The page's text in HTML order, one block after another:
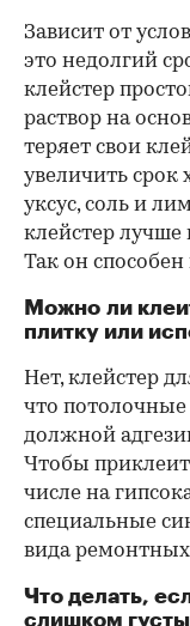
Зависит от
это недолгий
клейстер
раствор на
теряет свои
увеличить срок
уксус, соль и
клейстер лучше
Так он
Можно ли
плитку или
Нет, клейстер
что потолочные
должной
Чтобы
числе на
специальные
вида ремонтных
Что делать,
слишком